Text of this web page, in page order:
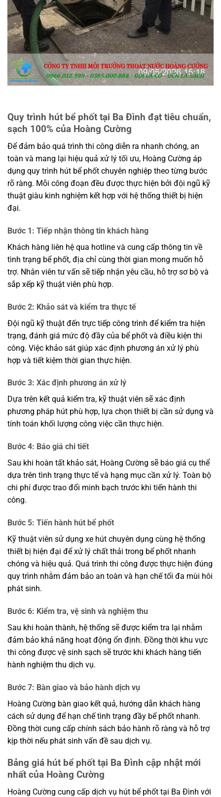
Quy trình hút bể phốt tại Ba Đình đạt tiêu chuẩn,
sạch 100% của Hoàng Cường
Để đảm bảo quá trình thi công diễn ra nhanh chóng, an
toàn và mang lại hiệu quả xử lý tối ưu, Hoàng Cường áp
dụng quy trình hút bể phốt chuyên nghiệp theo từng bước
rõ ràng. Mỗi công đoạn đều được thực hiện bởi đội ngũ kỹ
thuật giàu kinh nghiệm kết hợp với hệ thống thiết bị hiện
đại.
Bước 1: Tiếp nhận thông tin khách hàng
Khách hàng liên hệ qua hotline và cung cấp thông tin về
tình trạng bể phốt, địa chỉ cùng thời gian mong muốn hỗ
trợ. Nhân viên tư vấn sẽ tiếp nhận yêu cầu, hỗ trợ sơ bộ và
sắp xếp kỹ thuật viên phù hợp.
Bước 2: Khảo sát và kiểm tra thực tế
Đội ngũ kỹ thuật đến trực tiếp công trình để kiểm tra hiện
trạng, đánh giá mức độ đầy của bể phốt và điều kiện thi
công. Việc khảo sát giúp xác định phương án xử lý phù
hợp và tiết kiệm thời gian thực hiện.
Bước 3: Xác định phương án xử lý
Dựa trên kết quả kiểm tra, kỹ thuật viên sẽ xác định
phương pháp hút phù hợp, lựa chọn thiết bị cần sử dụng và
tính toán khối lượng công việc cần thực hiện.
Bước 4: Báo giá chi tiết
Sau khi hoàn tất khảo sát, Hoàng Cường sẽ báo giá cụ thể
dựa trên tình trạng thực tế và hạng mục cần xử lý. Toàn bộ
chi phí được trao đổi minh bạch trước khi tiến hành thi
công.
Bước 5: Tiến hành hút bể phốt
Kỹ thuật viên sử dụng xe hút chuyên dụng cùng hệ thống
thiết bị hiện đại để xử lý chất thải trong bể phốt nhanh
chóng và hiệu quả. Quá trình thi công được thực hiện đúng
quy trình nhằm đảm bảo an toàn và hạn chế tối đa mùi hôi
phát sinh.
Bước 6: Kiểm tra, vệ sinh và nghiệm thu
Sau khi hoàn thành, hệ thống sẽ được kiểm tra lại nhằm
đảm bảo khả năng hoạt động ổn định. Đồng thời khu vực
thi công được vệ sinh sạch sẽ trước khi khách hàng tiến
hành nghiệm thu dịch vụ.
Bước 7: Bàn giao và bảo hành dịch vụ
Hoàng Cường bàn giao kết quả, hướng dẫn khách hàng
cách sử dụng để hạn chế tình trạng đầy bể phốt nhanh.
Đồng thời cung cấp chính sách bảo hành rõ ràng và hỗ trợ
kịp thời nếu phát sinh vấn đề sau dịch vụ.
Bảng giá hút bể phốt tại Ba Đình cập nhật mới
nhất của Hoàng Cường
Hoàng Cường cung cấp dịch vụ hút bể phốt tại Ba Đình với